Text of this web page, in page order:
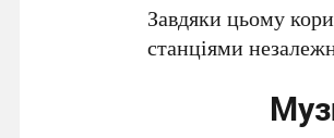
Завдяки цьому
станціями